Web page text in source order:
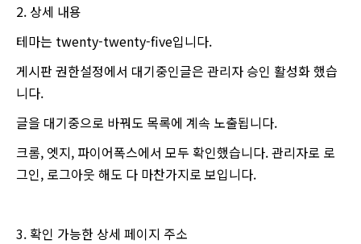
2. 상세 내용
테마는 twenty-twenty-five입니다.
게시판 권한설정에서 대기중인글은 관리자 승인 활성화 했습
니다.
글을 대기중으로 바꿔도 목록에 계속 노출됩니다.
크롬, 엣지, 파이어폭스에서 모두 확인했습니다. 관리자로 로
그인, 로그아웃 해도 다 마찬가지로 보입니다.
3. 확인 가능한 상세 페이지 주소